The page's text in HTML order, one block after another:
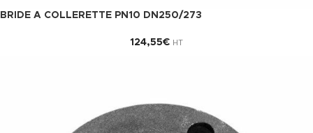
BRIDE A COLLERETTE PN10 DN250/273
124,55€ HT